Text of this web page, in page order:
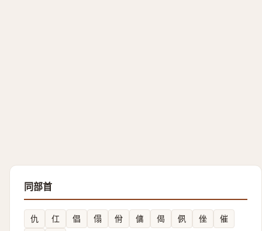
同部首
仇 仜 倡 傝 佾 傭 偈 㑉 侳
催